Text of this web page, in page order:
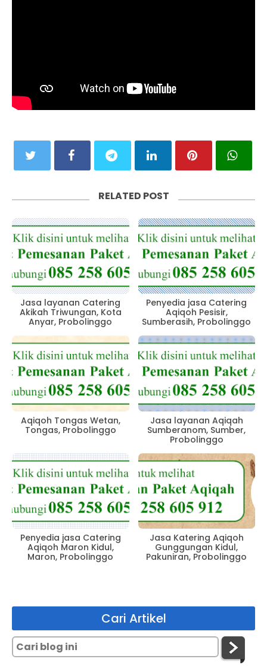
RELATED POST
Jasa layanan Catering
Akikah Triwungan, Kota
Anyar, Probolinggo
Penyedia jasa Catering
Aqiqoh Pesisir,
Sumberasih, Probolinggo
Aqiqoh Tongas Wetan,
Tongas, Probolinggo
Jasa layanan Aqiqah
Sumberanom, Sumber,
Probolinggo
Penyedia jasa Catering
Aqiqoh Maron Kidul,
Maron, Probolinggo
Jasa Katering Aqiqoh
Gunggungan Kidul,
Pakuniran, Probolinggo
Cari Artikel